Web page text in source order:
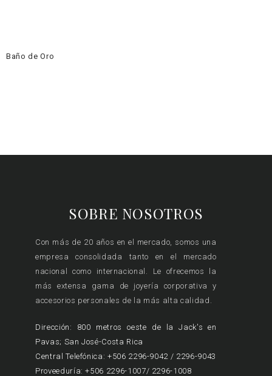
Baño de Oro
SOBRE NOSOTROS
Con más de 20 años en el mercado, somos una
empresa consolidada tanto en el mercado
nacional como internacional. Le ofrecemos la
más extensa gama de joyería corporativa y
accesorios personales de la más alta calidad.
Dirección: 800 metros oeste de la Jack's en
Pavas; San José-Costa Rica
Central Telefónica: +506 2296-9042 / 2296-9043
Proveeduría: +506 2296-1007/ 2296-1008